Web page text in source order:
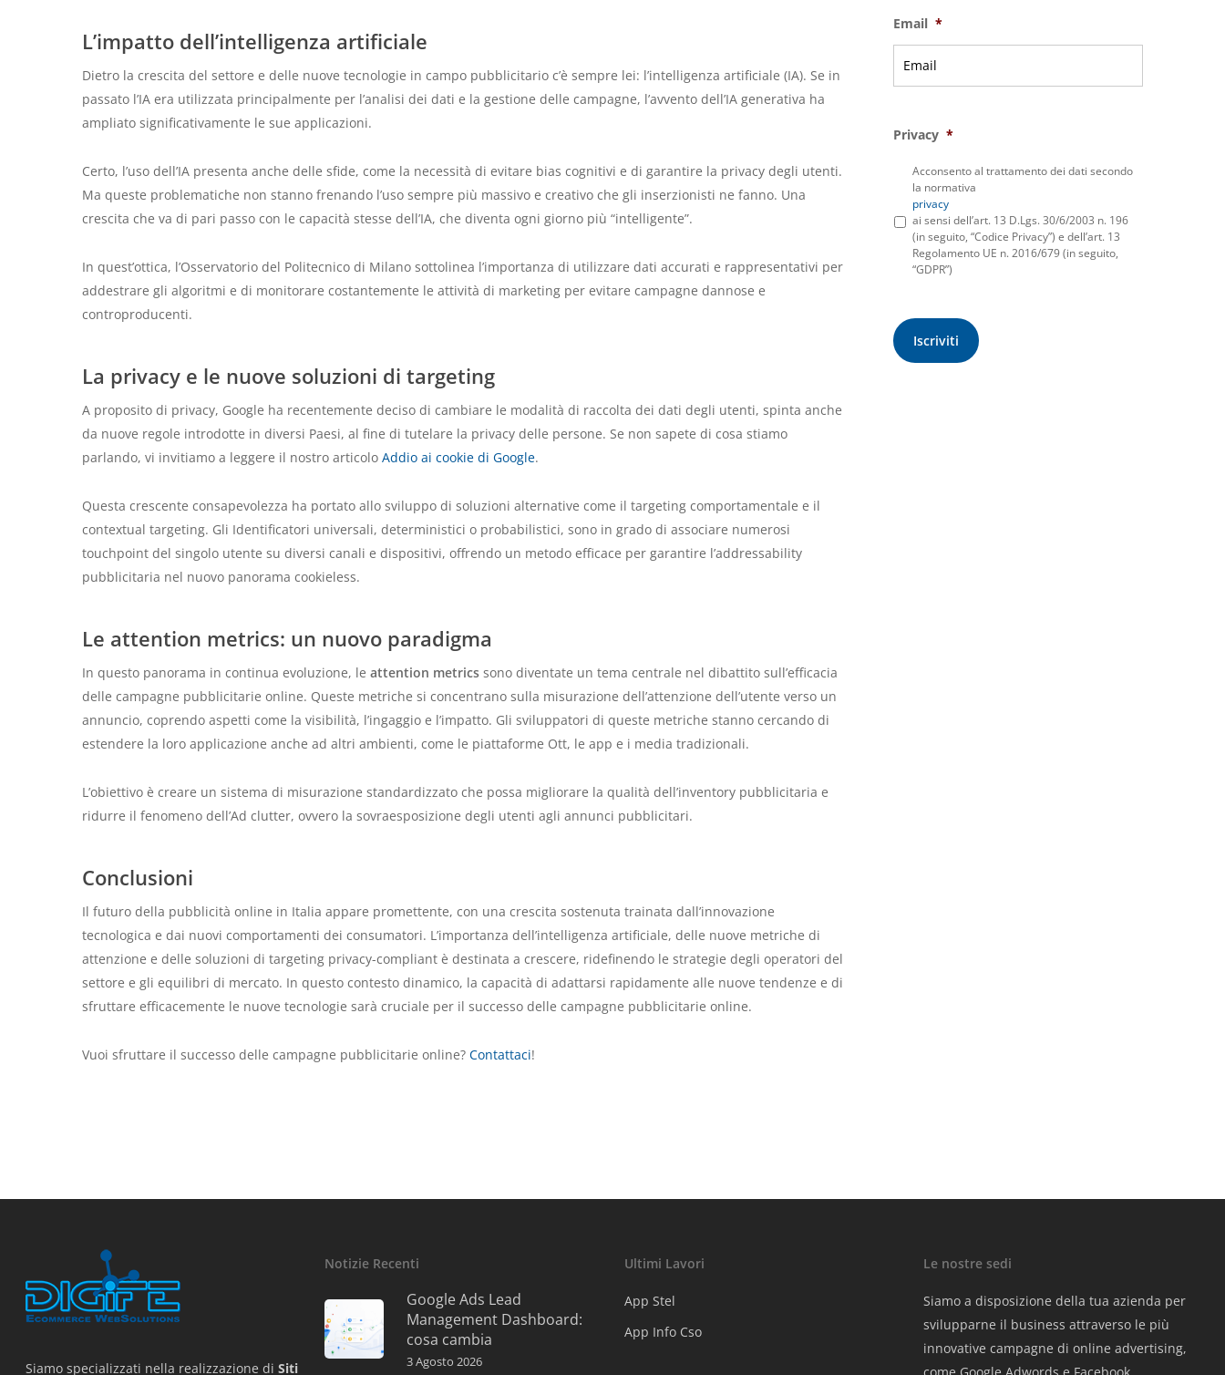
L’impatto dell’intelligenza artificiale
Dietro la crescita del settore e delle nuove tecnologie in campo pubblicitario c’è sempre lei: l’intelligenza artificiale (IA). Se in
passato l’IA era utilizzata principalmente per l’analisi dei dati e la gestione delle campagne, l’avvento dell’IA generativa ha
ampliato significativamente le sue applicazioni.
Certo, l’uso dell’IA presenta anche delle sfide, come la necessità di evitare bias cognitivi e di garantire la privacy degli utenti.
Ma queste problematiche non stanno frenando l’uso sempre più massivo e creativo che gli inserzionisti ne fanno. Una
crescita che va di pari passo con le capacità stesse dell’IA, che diventa ogni giorno più “intelligente”.
In quest’ottica, l’Osservatorio del Politecnico di Milano sottolinea l’importanza di utilizzare dati accurati e rappresentativi per
addestrare gli algoritmi e di monitorare costantemente le attività di marketing per evitare campagne dannose e
controproducenti.
La privacy e le nuove soluzioni di targeting
A proposito di privacy, Google ha recentemente deciso di cambiare le modalità di raccolta dei dati degli utenti, spinta anche
da nuove regole introdotte in diversi Paesi, al fine di tutelare la privacy delle persone. Se non sapete di cosa stiamo
parlando, vi invitiamo a leggere il nostro articolo Addio ai cookie di Google.
Questa crescente consapevolezza ha portato allo sviluppo di soluzioni alternative come il targeting comportamentale e il
contextual targeting. Gli Identificatori universali, deterministici o probabilistici, sono in grado di associare numerosi
touchpoint del singolo utente su diversi canali e dispositivi, offrendo un metodo efficace per garantire l’addressability
pubblicitaria nel nuovo panorama cookieless.
Le attention metrics: un nuovo paradigma
In questo panorama in continua evoluzione, le attention metrics sono diventate un tema centrale nel dibattito sull’efficacia
delle campagne pubblicitarie online. Queste metriche si concentrano sulla misurazione dell’attenzione dell’utente verso un
annuncio, coprendo aspetti come la visibilità, l’ingaggio e l’impatto. Gli sviluppatori di queste metriche stanno cercando di
estendere la loro applicazione anche ad altri ambienti, come le piattaforme Ott, le app e i media tradizionali.
L’obiettivo è creare un sistema di misurazione standardizzato che possa migliorare la qualità dell’inventory pubblicitaria e
ridurre il fenomeno dell’Ad clutter, ovvero la sovraesposizione degli utenti agli annunci pubblicitari.
Conclusioni
Il futuro della pubblicità online in Italia appare promettente, con una crescita sostenuta trainata dall’innovazione
tecnologica e dai nuovi comportamenti dei consumatori. L’importanza dell’intelligenza artificiale, delle nuove metriche di
attenzione e delle soluzioni di targeting privacy-compliant è destinata a crescere, ridefinendo le strategie degli operatori del
settore e gli equilibri di mercato. In questo contesto dinamico, la capacità di adattarsi rapidamente alle nuove tendenze e di
sfruttare efficacemente le nuove tecnologie sarà cruciale per il successo delle campagne pubblicitarie online.
Vuoi sfruttare il successo delle campagne pubblicitarie online? Contattaci!
Email *
Privacy *
Acconsento al trattamento dei dati secondo
la normativa
privacy
ai sensi dell’art. 13 D.Lgs. 30/6/2003 n. 196
(in seguito, “Codice Privacy”) e dell’art. 13
Regolamento UE n. 2016/679 (in seguito,
“GDPR”)
Siamo specializzati nella realizzazione di Siti
Notizie Recenti
Google Ads Lead
Management Dashboard:
cosa cambia
3 Agosto 2026
Ultimi Lavori
App Stel
App Info Cso
Le nostre sedi
Siamo a disposizione della tua azienda per
svilupparne il business attraverso le più
innovative campagne di online advertising,